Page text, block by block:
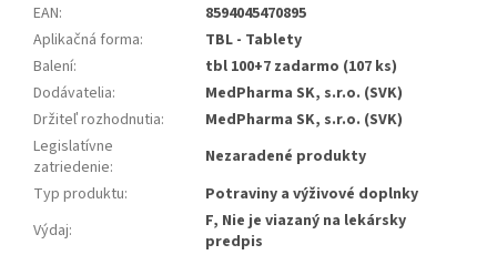
EAN:
8594045470895
Aplikačná forma:
TBL - Tablety
Balení:
tbl 100+7 zadarmo (107 ks)
Dodávatelia:
MedPharma SK, s.r.o. (SVK)
Držiteľ rozhodnutia:
MedPharma SK, s.r.o. (SVK)
Legislatívne
zatriedenie:
Nezaradené produkty
Typ produktu:
Potraviny a výživové doplnky
Výdaj:
F, Nie je viazaný na lekársky
predpis